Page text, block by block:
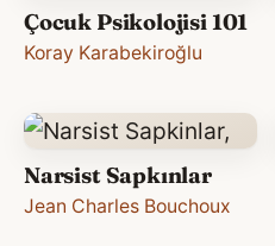
Çocuk Psikolojisi 101
Koray Karabekiroğlu
Narsist Sapkınlar
Jean Charles Bouchoux